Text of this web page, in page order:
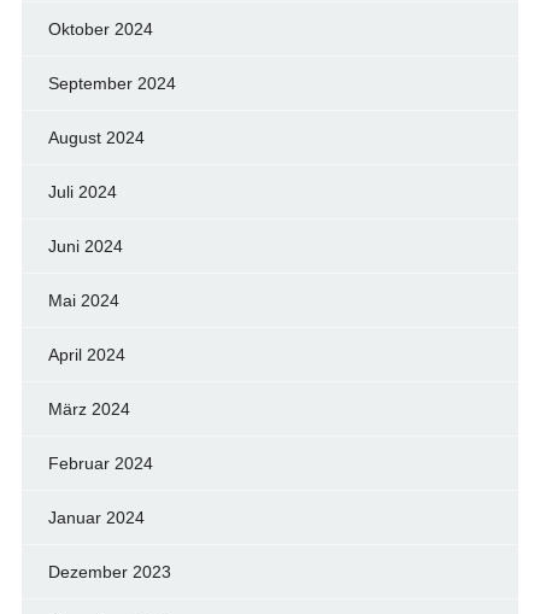
Oktober 2024
September 2024
August 2024
Juli 2024
Juni 2024
Mai 2024
April 2024
März 2024
Februar 2024
Januar 2024
Dezember 2023